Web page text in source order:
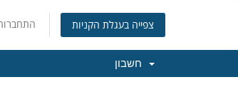
צפייה בעגלת הקניות